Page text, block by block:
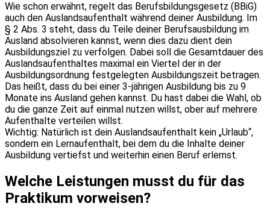
Wie schon erwähnt, regelt das Berufsbildungsgesetz (BBiG)
auch den Auslandsaufenthalt während deiner Ausbildung. Im
§ 2 Abs. 3 steht, dass du Teile deiner Berufsausbildung im
Ausland absolvieren kannst, wenn dies dazu dient dein
Ausbildungsziel zu verfolgen. Dabei soll die Gesamtdauer des
Auslandsaufenthaltes maximal ein Viertel der in der
Ausbildungsordnung festgelegten Ausbildungszeit betragen.
Das heißt, dass du bei einer 3-jährigen Ausbildung bis zu 9
Monate ins Ausland gehen kannst. Du hast dabei die Wahl, ob
du die ganze Zeit auf einmal nutzen willst, ober auf mehrere
Aufenthalte verteilen willst.
Wichtig: Natürlich ist dein Auslandsaufenthalt kein „Urlaub“,
sondern ein Lernaufenthalt, bei dem du die Inhalte deiner
Ausbildung vertiefst und weiterhin einen Beruf erlernst.
Welche Leistungen musst du für das
Praktikum vorweisen?